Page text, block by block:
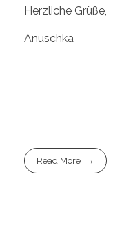
Herzliche Grüße,
Anuschka
Read More